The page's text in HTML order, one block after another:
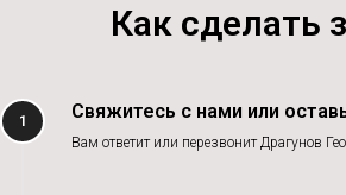
Как сделать
1 Свяжитесь с нами или
Вам ответит или перезвонит Драгунов